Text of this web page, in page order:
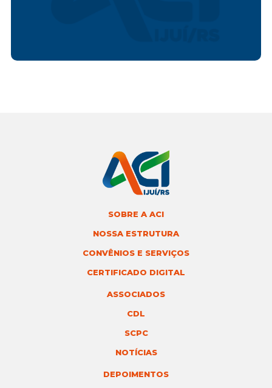
SOBRE A ACI
NOSSA ESTRUTURA
CONVÊNIOS E SERVIÇOS
CERTIFICADO DIGITAL
ASSOCIADOS
CDL
SCPC
NOTÍCIAS
DEPOIMENTOS